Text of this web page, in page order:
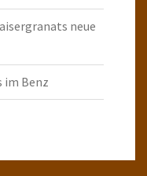
neue
im Benz